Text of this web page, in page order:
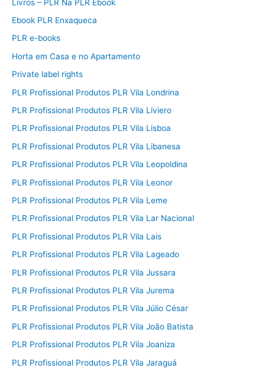
Livros – PLR Na PLR Ebook
Ebook PLR Enxaqueca
PLR e-books
Horta em Casa e no Apartamento
Private label rights
PLR Profissional Produtos PLR Vila Londrina
PLR Profissional Produtos PLR Vila Liviero
PLR Profissional Produtos PLR Vila Lisboa
PLR Profissional Produtos PLR Vila Libanesa
PLR Profissional Produtos PLR Vila Leopoldina
PLR Profissional Produtos PLR Vila Leonor
PLR Profissional Produtos PLR Vila Leme
PLR Profissional Produtos PLR Vila Lar Nacional
PLR Profissional Produtos PLR Vila Lais
PLR Profissional Produtos PLR Vila Lageado
PLR Profissional Produtos PLR Vila Jussara
PLR Profissional Produtos PLR Vila Jurema
PLR Profissional Produtos PLR Vila Júlio César
PLR Profissional Produtos PLR Vila João Batista
PLR Profissional Produtos PLR Vila Joaniza
PLR Profissional Produtos PLR Vila Jaraguá